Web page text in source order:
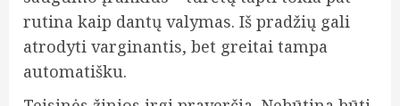
rutina kaip dantų valymas. Iš pradžių gali
atrodyti varginantis, bet greitai tampa
automatišku.